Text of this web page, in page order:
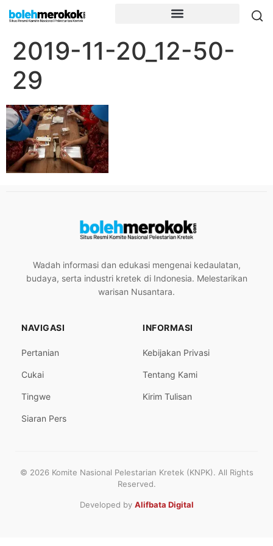
2019-11-20_12-50-
29
Wadah informasi dan edukasi mengenai kedaulatan,
budaya, serta industri kretek di Indonesia. Melestarikan
warisan Nusantara.
NAVIGASI
Pertanian
Cukai
Tingwe
Siaran Pers
INFORMASI
Kebijakan Privasi
Tentang Kami
Kirim Tulisan
© 2026 Komite Nasional Pelestarian Kretek (KNPK). All Rights
Reserved.
Developed by Alifbata Digital